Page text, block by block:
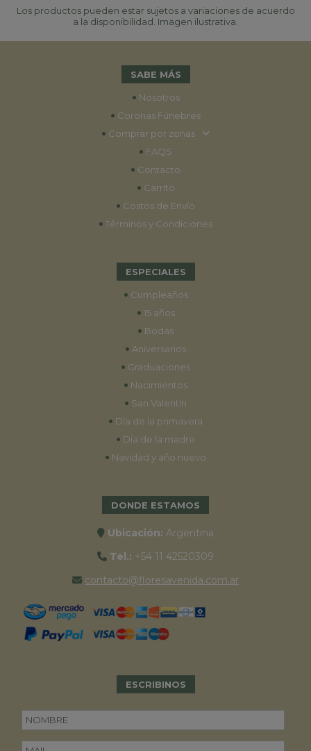
Los productos pueden estar sujetos a variaciones de acuerdo
a la disponibilidad. Imagen ilustrativa.
SABE MÁS
• Nosotros
• Coronas Fúnebres
• Comprar por zonas
• FAQS
• Contacto
• Carrito
• Costos de Envío
• Términos y Condiciones
ESPECIALES
• Cumpleaños
• 15 años
• Bodas
• Aniversarios
• Graduaciones
• Nacimientos
• San Valentín
• Día de la primavera
• Día de la madre
• Navidad y año nuevo
DONDE ESTAMOS
Ubicación: Argentina
Tel.: +54 11 42520309
contacto@floresavenida.com.ar
ESCRIBINOS